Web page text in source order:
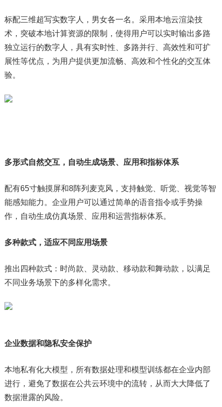
标配三维超写实数字人，男女各一名。采用本地云渲染技
术，突破本地计算资源的限制，使得用户可以实时输出多路
独立运行的数字人，具有实时性、多路并行、高效性和可扩
展性等优点，为用户提供更加流畅、高效和个性化的交互体
验。
多形式自然交互 ， 自动生成场景、应用和指标体系
配有65寸触摸屏和8阵列⻨克⻛，支持触觉、听觉、视觉等智
能感知能力。企业用户可以通过简单的语音指令或手势操
作，自动生成仿真场景、应用和运营指标体系。
多种款式， 适应不同应用场景
推出四种款式：时尚款、灵动款、移动款和舞动款，以满足
不同业务场景下的多样化需求。
企业数据和隐私安全保护
本地私有化大模型，所有数据处理和模型训练都在企业内部
进行，避免了数据在公共云环境中的流转，从而大大降低了
数据泄露的风险。